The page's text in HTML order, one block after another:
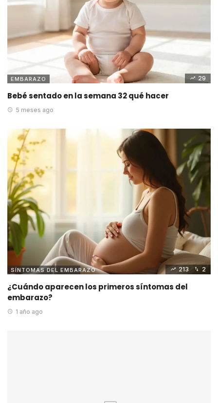
EMBARAZO 29
Bebé sentado en la semana 32 qué hacer
5 meses ago
SÍNTOMAS DEL EMBARAZO 213 2
¿Cuándo aparecen los primeros síntomas del
embarazo?
1 año ago